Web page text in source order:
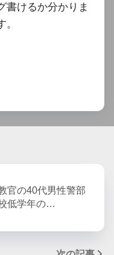
書けるか分かりま
官の40代男性警部
低学年の…